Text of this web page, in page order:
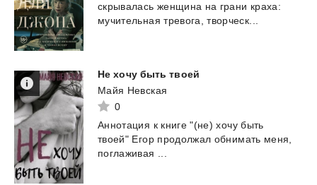
скрывалась женщина на грани краха:
мучительная тревога, творческ...
Не хочу быть твоей
Майя Невская
0
Аннотация к книге "(не) хочу быть
твоей" Егор продолжал обнимать меня,
поглаживая ...